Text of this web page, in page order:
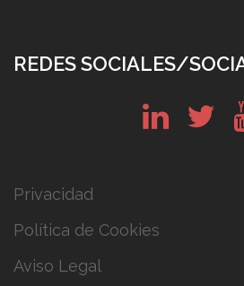
REDES SOCIALES/
Privacidad
Política de Cookies
Aviso Legal